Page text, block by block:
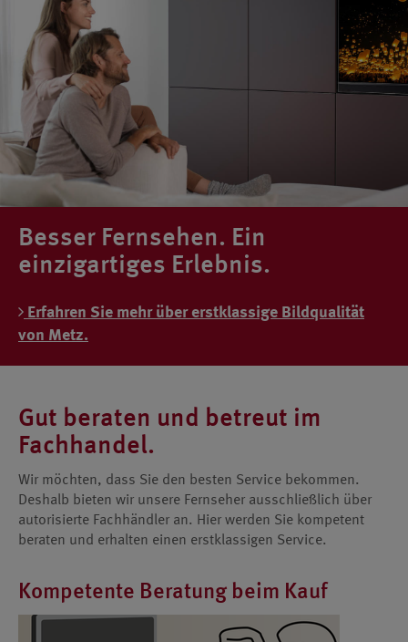
Besser Fernsehen. Ein
einzigartiges Erlebnis.
Erfahren Sie mehr über erstklassige Bildqualität
von Metz.
Gut beraten und betreut im
Fachhandel.
Wir möchten, dass Sie den besten Service bekommen.
Deshalb bieten wir unsere Fernseher ausschließlich über
autorisierte Fachhändler an. Hier werden Sie kompetent
beraten und erhalten einen erstklassigen Service.
Kompetente Beratung beim Kauf